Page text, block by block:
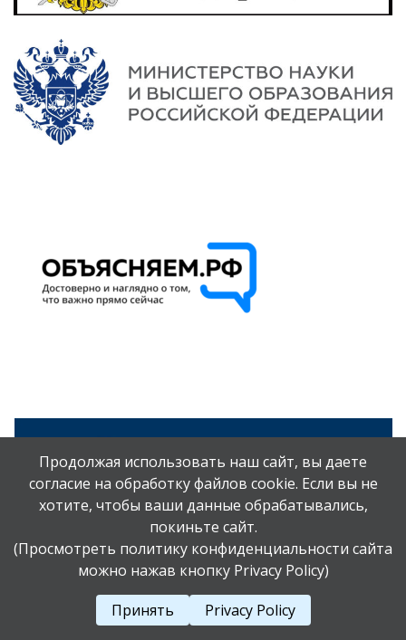
Продолжая использовать наш сайт, вы даете
согласие на обработку файлов cookie. Если вы не
хотите, чтобы ваши данные обрабатывались,
покиньте сайт.
(Просмотреть политику конфиденциальности сайта
можно нажав кнопку Privacy Policy)
Принять
Privacy Policy